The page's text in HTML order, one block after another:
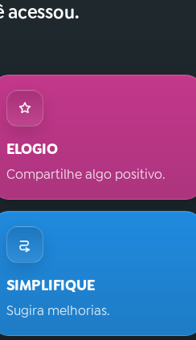
acessou.
ELOGIO
Compartilhe algo positivo.
SIMPLIFIQUE
Sugira melhorias.